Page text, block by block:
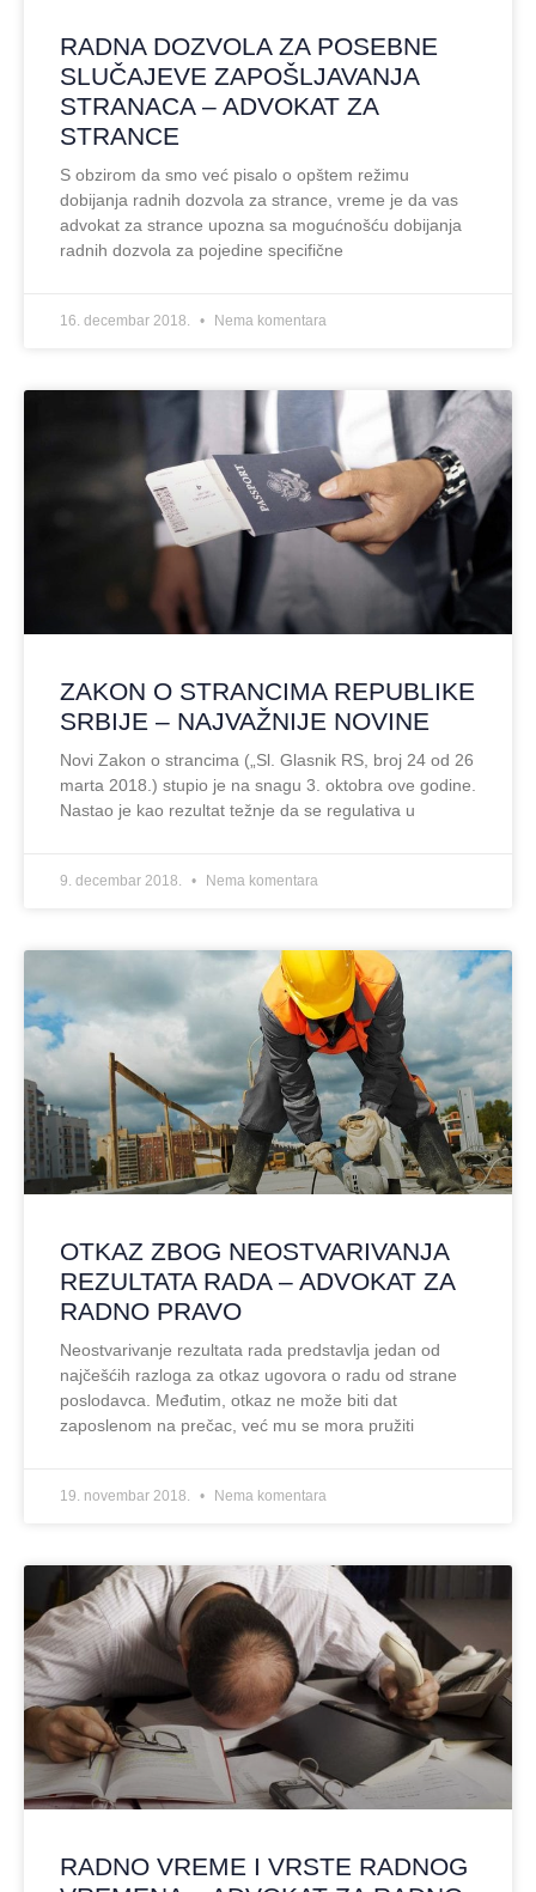
RADNA DOZVOLA ZA POSEBNE
SLUČAJEVE ZAPOŠLJAVANJA
STRANACA – ADVOKAT ZA
STRANCE
S obzirom da smo već pisalo o opštem režimu
dobijanja radnih dozvola za strance, vreme je da vas
advokat za strance upozna sa mogućnošću dobijanja
radnih dozvola za pojedine specifične
16. decembar 2018. Nema komentara
ZAKON O STRANCIMA REPUBLIKE
SRBIJE – NAJVAŽNIJE NOVINE
Novi Zakon o strancima („Sl. Glasnik RS, broj 24 od 26
marta 2018.) stupio je na snagu 3. oktobra ove godine.
Nastao je kao rezultat težnje da se regulativa u
9. decembar 2018. Nema komentara
OTKAZ ZBOG NEOSTVARIVANJA
REZULTATA RADA – ADVOKAT ZA
RADNO PRAVO
Neostvarivanje rezultata rada predstavlja jedan od
najčešćih razloga za otkaz ugovora o radu od strane
poslodavca. Međutim, otkaz ne može biti dat
zaposlenom na prečac, već mu se mora pružiti
19. novembar 2018. Nema komentara
RADNO VREME I VRSTE RADNOG